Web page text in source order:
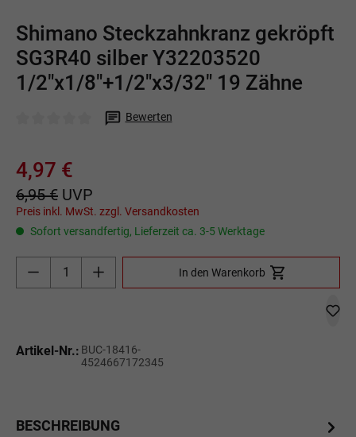
Shimano Steckzahnkranz gekröpft
SG3R40 silber Y32203520
1/2"x1/8"+1/2"x3/32" 19 Zähne
Bewerten
4,97 €
6,95 € UVP
Preis inkl. MwSt. zzgl. Versandkosten
Sofort versandfertig, Lieferzeit ca. 3-5 Werktage
Produkt Anzahl: Gib den gewünschten Wert
In den Warenkorb
Artikel-Nr.: BUC-18416-
4524667172345
BESCHREIBUNG